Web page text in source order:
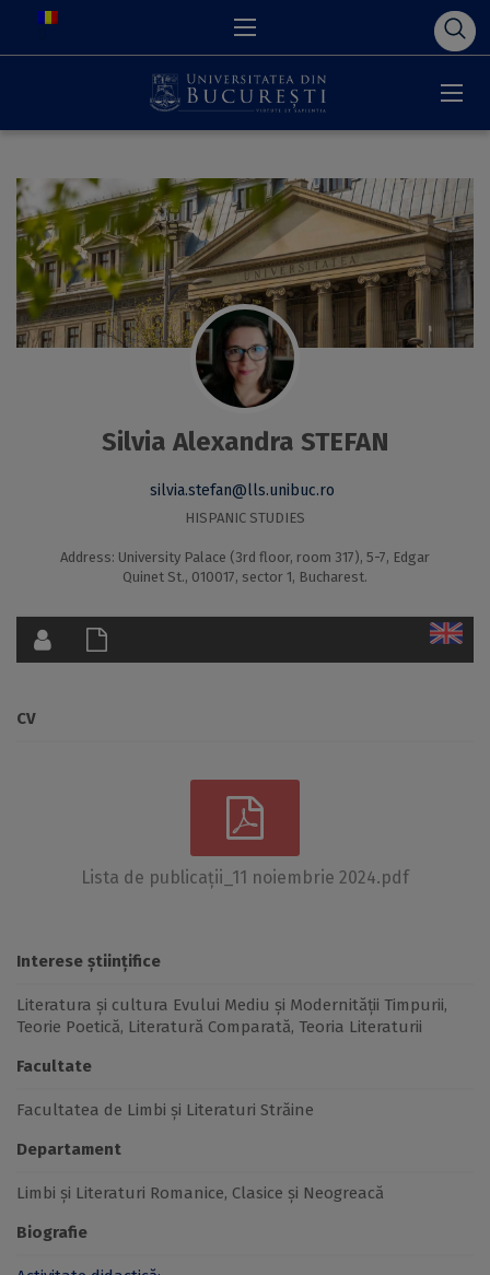
Silvia Alexandra STEFAN
silvia.stefan@lls.unibuc.ro
HISPANIC STUDIES
Address: University Palace (3rd floor, room 317), 5-7, Edgar
Quinet St., 010017, sector 1, Bucharest.
CV
Lista de publicații_11 noiembrie 2024.pdf
Interese științifice
Literatura și cultura Evului Mediu și Modernității Timpurii,
Teorie Poetică, Literatură Comparată, Teoria Literaturii
Facultate
Facultatea de Limbi și Literaturi Străine
Departament
Limbi și Literaturi Romanice, Clasice și Neogreacă
Biografie